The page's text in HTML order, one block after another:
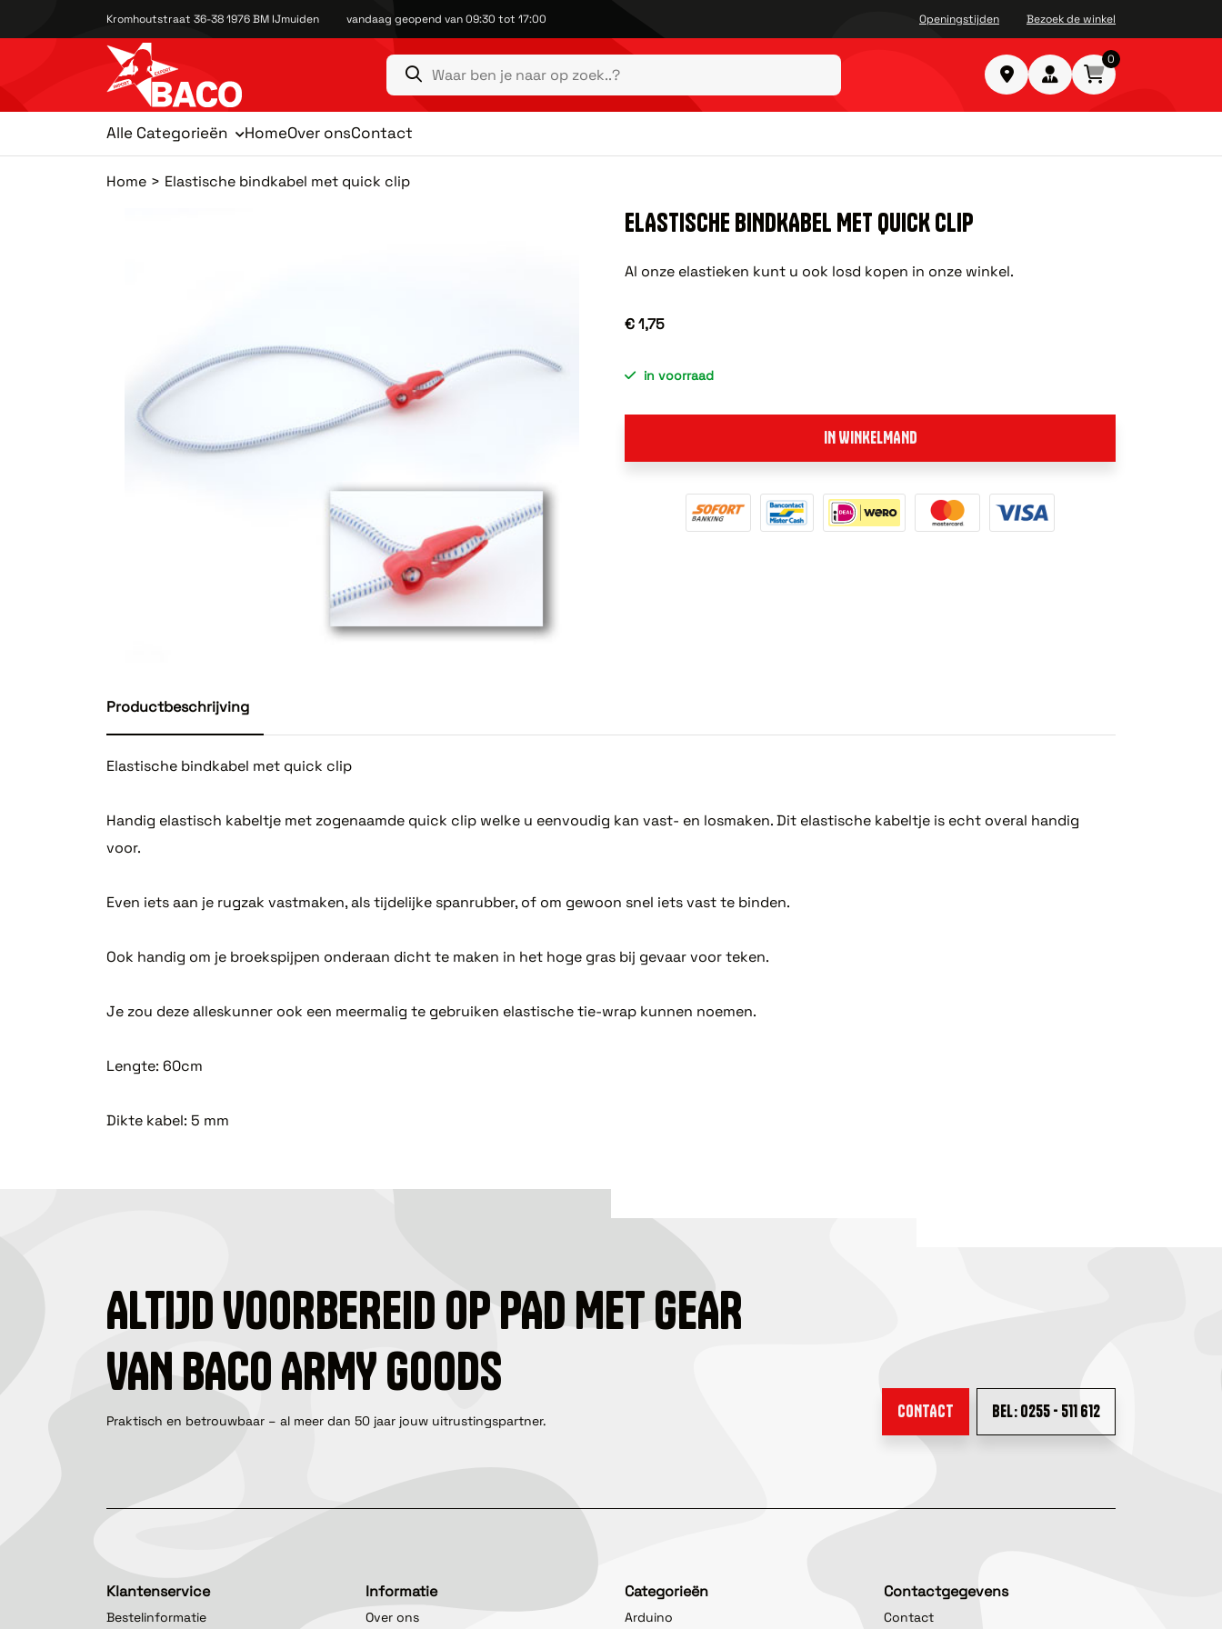
Kromhoutstraat 36-38 1976 BM IJmuiden vandaag geopend van 09:30 tot 17:00 Openingstijden Bezoek de winkel
0
Alle Categorieën HomeOver onsContact
Home Elastische bindkabel met quick clip
ELASTISCHE BINDKABEL MET QUICK CLIP
Al onze elastieken kunt u ook losd kopen in onze winkel.
€ 1,75
in voorraad
IN WINKELMAND
Productbeschrijving
Elastische bindkabel met quick clip
Handig elastisch kabeltje met zogenaamde quick clip welke u eenvoudig kan vast- en losmaken. Dit elastische kabeltje is echt overal handig
voor.
Even iets aan je rugzak vastmaken, als tijdelijke spanrubber, of om gewoon snel iets vast te binden.
Ook handig om je broekspijpen onderaan dicht te maken in het hoge gras bij gevaar voor teken.
Je zou deze alleskunner ook een meermalig te gebruiken elastische tie-wrap kunnen noemen.
Lengte: 60cm
Dikte kabel: 5 mm
ALTIJD VOORBEREID OP PAD MET GEAR
VAN BACO ARMY GOODS
Praktisch en betrouwbaar – al meer dan 50 jaar jouw uitrustingspartner. CONTACT BEL: 0255 - 511 612
Klantenservice
Bestelinformatie
Informatie
Over ons
Categorieën
Arduino
Contactgegevens
Contact